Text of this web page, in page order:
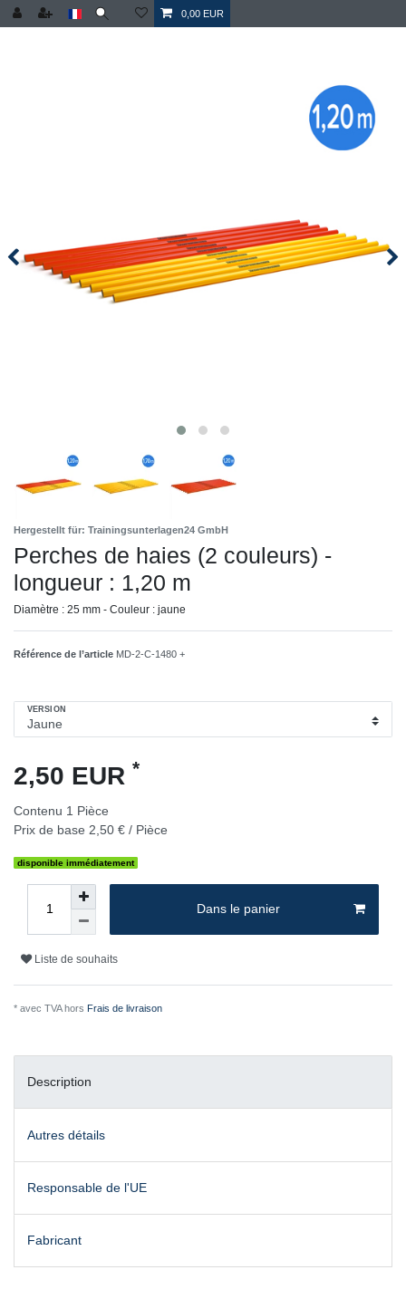
0,00 EUR
Hergestellt für: Trainingsunterlagen24 GmbH
Perches de haies (2 couleurs) -
longueur : 1,20 m
Diamètre : 25 mm - Couleur : jaune
Référence de l’article MD-2-C-1480 +
VERSION
2,50 EUR *
Contenu 1 Pièce
Prix de base 2,50 € / Pièce
disponible immédiatement
Dans le panier
Liste de souhaits
* avec TVA hors Frais de livraison
Description
Autres détails
Responsable de l'UE
Fabricant